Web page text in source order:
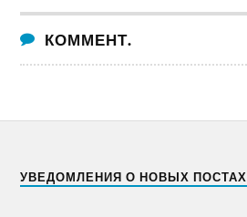
КОММЕНТ.
УВЕДОМЛЕНИЯ О НОВЫХ ПОСТАХ